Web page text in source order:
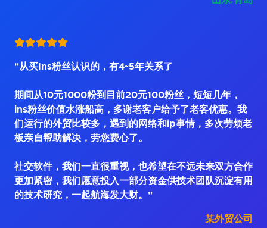
"从买Ins粉丝认识的，有4~5年关系了
期间从10元1000粉到目前20元100粉丝，短短几年，
ins粉丝价值水涨船高，多谢老客户给予了老客优惠。我
们运行的外贸比较多，遇到的网络和ip事情，多次劳烦老
板亲自帮助解决，劳您费心了。
社交软件，我们一直很重视，也希望在不远未来双方合作
更加紧密，我们愿意投入一部分资金供技术团队沉淀有用
的技术研究，一起航海发大财。"
某外贸公司